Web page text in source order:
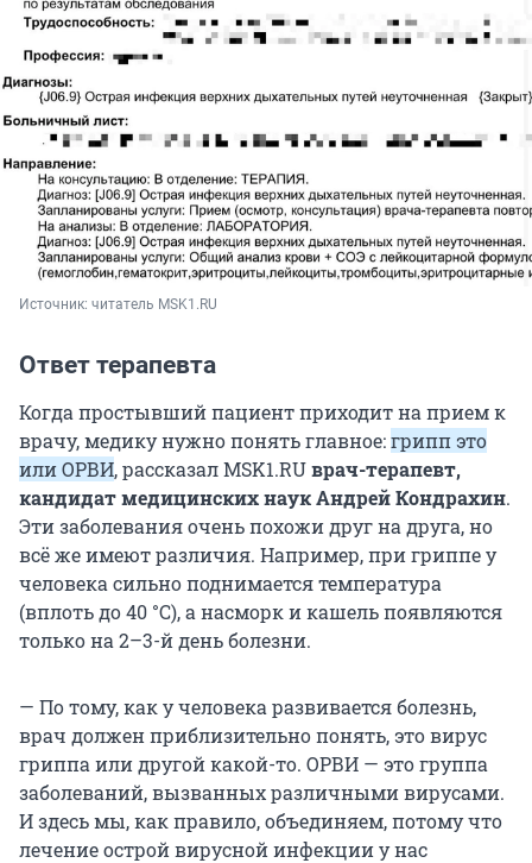
Источник: читатель MSK1.RU
Ответ терапевта
Когда простывший пациент приходит на прием к
врачу, медику нужно понять главное:грипп это
или ОРВИ, рассказал MSK1.RUврач-терапевт,
кандидат медицинских наук Андрей Кондрахин.
Эти заболевания очень похожи друг на друга, но
всё же имеют различия. Например, при гриппе у
человека сильно поднимается температура
(вплоть до 40 °С), а насморк и кашель появляются
только на 2–3-й день болезни.
— По тому, как у человека развивается болезнь,
врач должен приблизительно понять, это вирус
гриппа или другой какой-то. ОРВИ — это группа
заболеваний, вызванных различными вирусами.
И здесь мы, как правило, объединяем, потому что
лечение острой вирусной инфекции у нас